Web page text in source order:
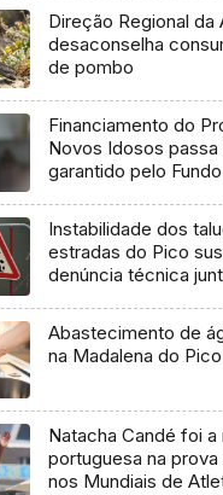
Direção Regional da
desaconselha
de pombo
Financiamento do
Novos Idosos passa
garantido pelo
Instabilidade dos
estradas do Pico
denúncia técnica
Abastecimento de
na Madalena do Pico
Natacha Candé foi a
portuguesa na
nos Mundiais de